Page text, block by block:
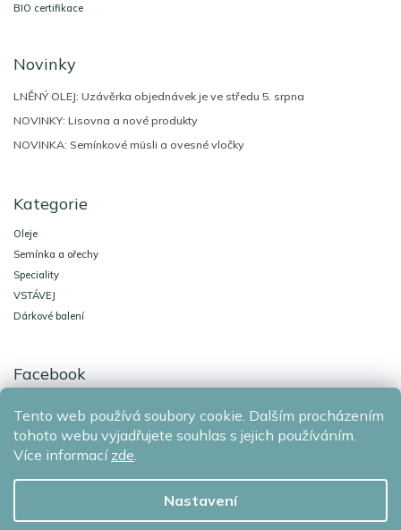
Tento web používá soubory cookie. Dalším procházením
tohoto webu vyjadřujete souhlas s jejich používáním.
Více informací zde.
Nastavení
BIO certifikace
Novinky
LNĚNÝ OLEJ: Uzávěrka objednávek je ve středu 5. srpna
NOVINKY: Lisovna a nové produkty
NOVINKA: Semínkové müsli a ovesné vločky
Kategorie
Oleje
Semínka a ořechy
Speciality
VSTÁVEJ
Dárkové balení
Facebook
Agro-El Znojmo Ochrana osobních údajů